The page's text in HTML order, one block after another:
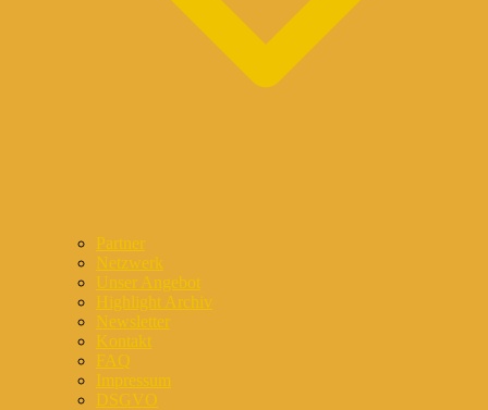
Partner
Netzwerk
Unser Angebot
Highlight Archiv
Newsletter
Kontakt
FAQ
Impressum
DSGVO